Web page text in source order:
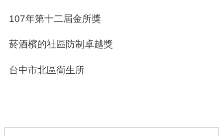
107年第十二屆金所獎
菸酒檳的社區防制卓越獎
台中市北區衛生所